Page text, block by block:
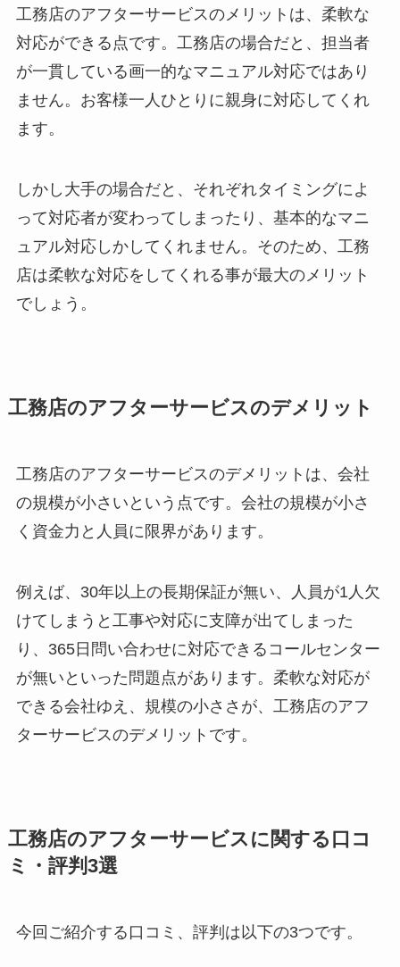
工務店のアフターサービスのメリットは、柔軟な
対応ができる点です。工務店の場合だと、担当者
が一貫している画一的なマニュアル対応ではあり
ません。お客様一人ひとりに親身に対応してくれ
ます。
しかし大手の場合だと、それぞれタイミングによ
って対応者が変わってしまったり、基本的なマニ
ュアル対応しかしてくれません。そのため、工務
店は柔軟な対応をしてくれる事が最大のメリット
でしょう。
工務店のアフターサービスのデメリット
工務店のアフターサービスのデメリットは、会社
の規模が小さいという点です。会社の規模が小さ
く資金力と人員に限界があります。
例えば、30年以上の長期保証が無い、人員が1人欠
けてしまうと工事や対応に支障が出てしまった
り、365日問い合わせに対応できるコールセンター
が無いといった問題点があります。柔軟な対応が
できる会社ゆえ、規模の小ささが、工務店のアフ
ターサービスのデメリットです。
工務店のアフターサービスに関する口コ
ミ・評判3選
今回ご紹介する口コミ、評判は以下の3つです。